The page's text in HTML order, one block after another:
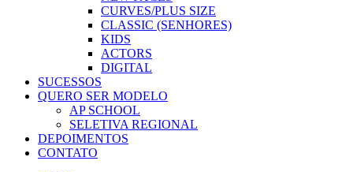
CURVES/PLUS SIZE
CLASSIC (SENHORES)
KIDS
ACTORS
DIGITAL
SUCESSOS
QUERO SER MODELO
AP SCHOOL
SELETIVA REGIONAL
DEPOIMENTOS
CONTATO